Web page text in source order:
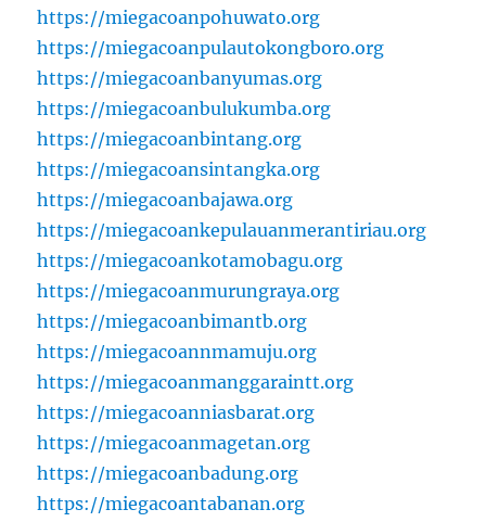
https://miegacoanpohuwato.org
https://miegacoanpulautokongboro.org
https://miegacoanbanyumas.org
https://miegacoanbulukumba.org
https://miegacoanbintang.org
https://miegacoansintangka.org
https://miegacoanbajawa.org
https://miegacoankepulauanmerantiriau.org
https://miegacoankotamobagu.org
https://miegacoanmurungraya.org
https://miegacoanbimantb.org
https://miegacoannmamuju.org
https://miegacoanmanggaraintt.org
https://miegacoanniasbarat.org
https://miegacoanmagetan.org
https://miegacoanbadung.org
https://miegacoantabanan.org